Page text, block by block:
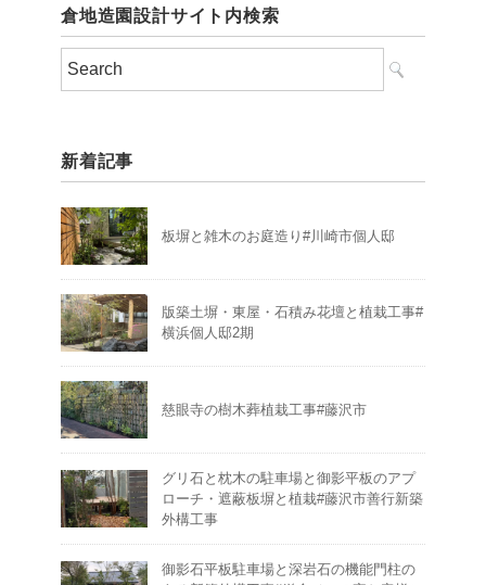
倉地造園設計サイト内検索
新着記事
板塀と雑木のお庭造り#川崎市個人邸
版築土塀・東屋・石積み花壇と植栽工事#
横浜個人邸2期
慈眼寺の樹木葬植栽工事#藤沢市
グリ石と枕木の駐車場と御影平板のアプ
ローチ・遮蔽板塀と植栽#藤沢市善行新築
外構工事
御影石平板駐車場と深岩石の機能門柱の